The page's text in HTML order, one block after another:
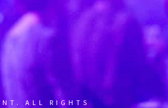
ALL RIGHTS